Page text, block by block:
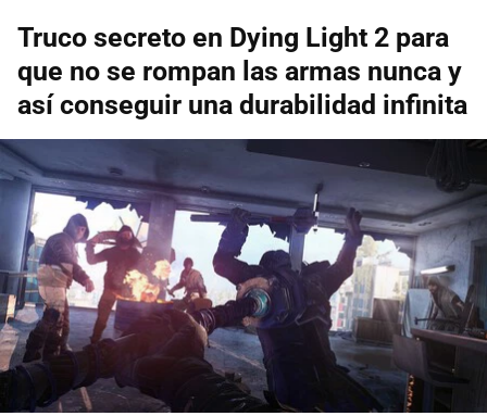
Truco secreto en Dying Light 2 para
que no se rompan las armas nunca y
así conseguir una durabilidad infinita